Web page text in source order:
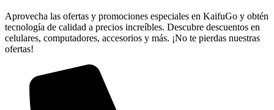
Aprovecha las ofertas y promociones especiales en KaifuGo y obtén
tecnología de calidad a precios increíbles. Descubre descuentos en
celulares, computadores, accesorios y más. ¡No te pierdas nuestras
ofertas!